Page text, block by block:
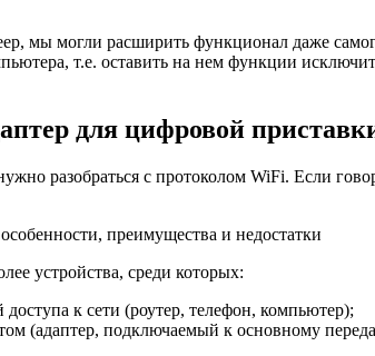
мы могли расширить функционал даже
т.е. оставить на нем функции
для цифровой
разобраться с протоколом WiFi. Если
преимущества и недостатки
устройства, среди которых:
к сети (роутер, телефон, компьютер);
(адаптер, подключаемый к основному